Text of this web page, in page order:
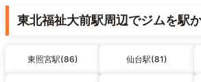
東北福祉大前駅周辺でジムを駅
東照宮駅(86) 仙台駅(81)